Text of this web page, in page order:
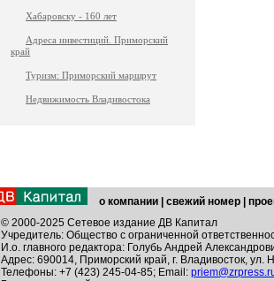
Хабаровску - 160 лет
Адреса инвестиций. Приморский
край
Туризм: Приморский маршрут
Недвижимость Владивостока
о компании свежий номер
© 2000-2025 Сетевое издание ДВ Капитал
Учредитель: Общество с ограниченной
И.о. главного редактора: Голубь Андрей
Адрес: 690014, Приморский край, г. Владивосток, ул.
Телефоны: +7 (423) 245-04-85; Email: